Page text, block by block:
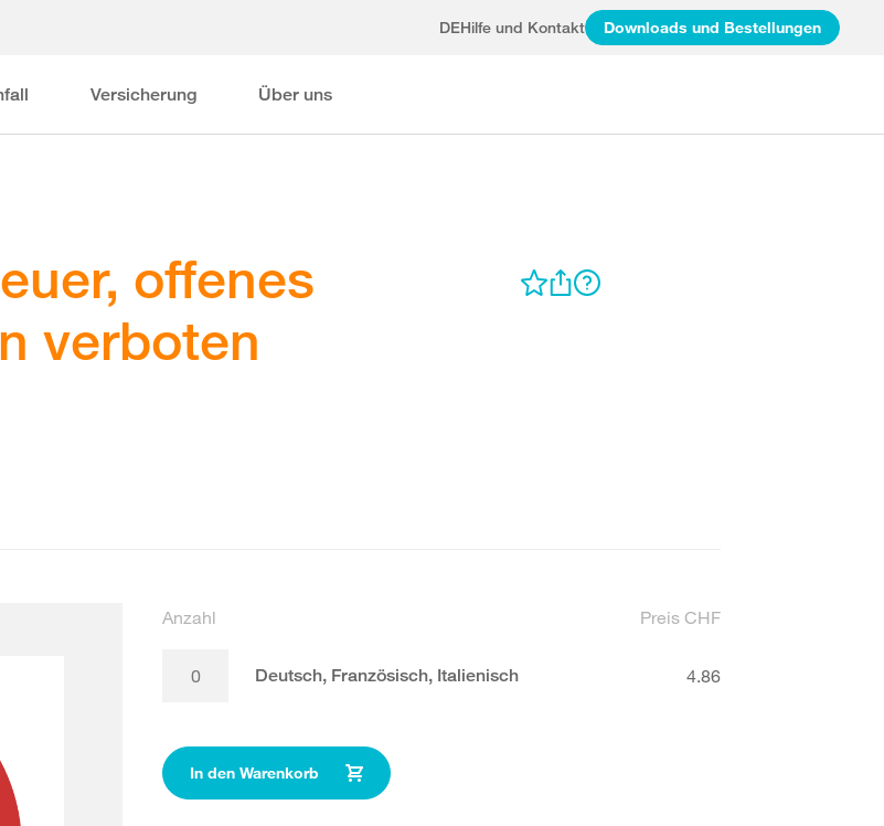
DEHilfe und Kontakt Downloads und Bestellungen
Versicherung Über uns
offenes
verboten
Anzahl Preis CHF
Deutsch, Französisch, Italienisch 4.86
In den Warenkorb